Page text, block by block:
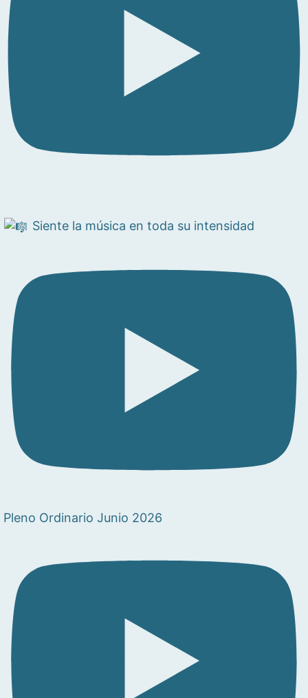
Siente la música en toda su intensidad
Pleno Ordinario Junio 2026